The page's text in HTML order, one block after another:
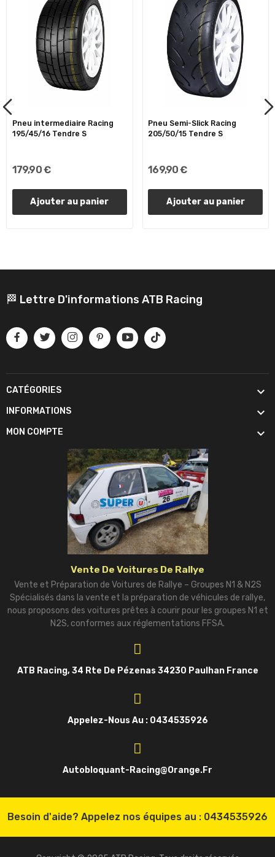
Pneu intermediaire Racing
195/45/16 Tendre S
179,90 €
Ajouter au panier
Pneu Semi-Slick Racing
205/50/15 Tendre S
169,90 €
Ajouter au panier
🏁 Lettre D'informations ATB Racing
CATÉGORIES 
INFORMATIONS 
MON COMPTE 
Vente De Voitures De Rallye
Vente et Préparation de Voitures de Rallye – Groupes N1 & N2S
Spécialisés dans la vente et la préparation de véhicules de rallye,
nous proposons des voitures prêtes à courir pour les groupes N1 et
N2S, conformes aux réglementations FFSA.
ATB Racing, 34 Rte De Pézenas 34230 Paulhan France
Appelez-Nous Au : 0434535926
Autobloquant-Racing@orange.fr
Besoin d'aide? Appelez nos équipes au : 0434535926